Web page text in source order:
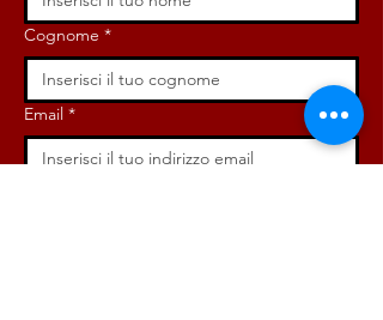
Cognome *
Email *